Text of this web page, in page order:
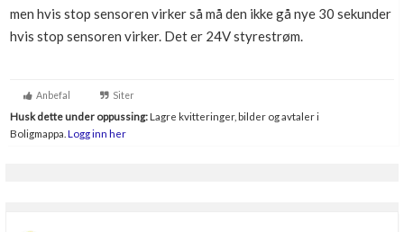
men hvis stop sensoren virker så må den ikke gå nye 30 sekunder
hvis stop sensoren virker. Det er 24V styrestrøm.
Anbefal Siter
Husk dette under oppussing:Lagre kvitteringer, bilder og avtaler i
Boligmappa. Logg inn her